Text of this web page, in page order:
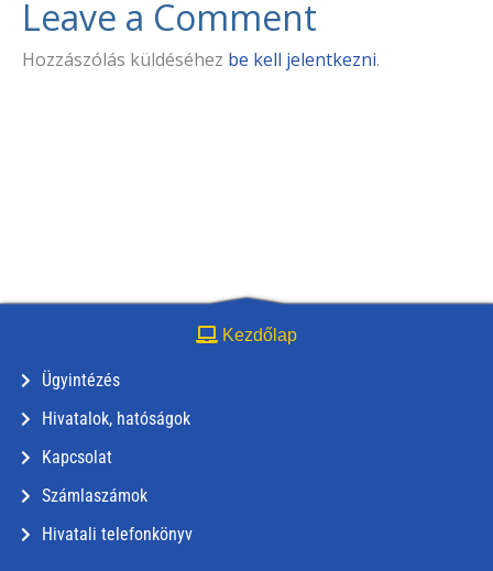
Leave a Comment
Hozzászólás küldéséhez be kell jelentkezni.
Kezdőlap
Ügyintézés
Hivatalok, hatóságok
Kapcsolat
Számlaszámok
Hivatali telefonkönyv